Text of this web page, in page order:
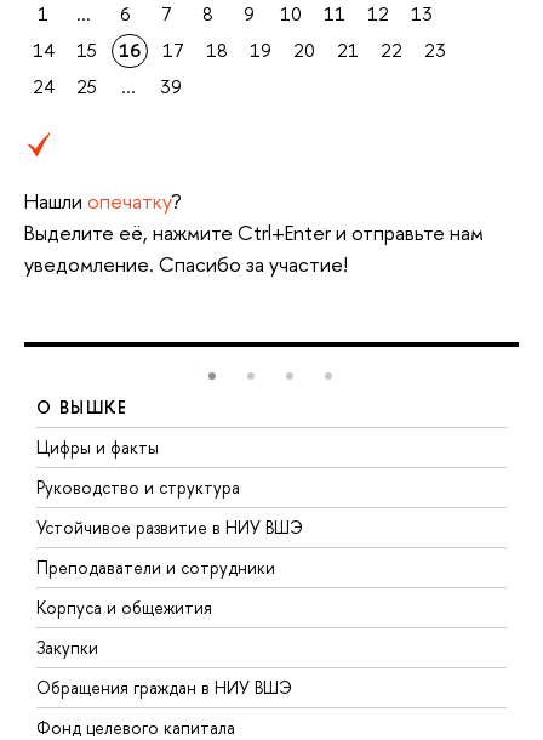
1 ... 6 7 8 9 10 11 12
13
14
15 16 17 18 19 20 21 22
23
24
25 ... 39
Нашли опечатку?
Выделите её, нажмите Ctrl+Enter и отправьте нам
уведомление. Спасибо за участие!
О ВЫШКЕ
Цифры и факты
Руководство и структура
Устойчивое развитие в НИУ ВШЭ
Преподаватели и сотрудники
Корпуса и общежития
Закупки
Обращения граждан в НИУ ВШЭ
Фонд целевого капитала